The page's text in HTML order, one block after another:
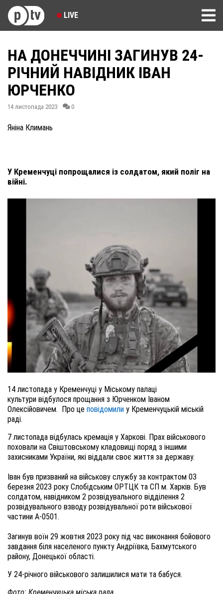
LIVE
НА ДОНЕЧЧИНІ ЗАГИНУВ 24-
РІЧНИЙ НАВІДНИК ІВАН
ЮРЧЕНКО
14 листопада 2023 0
Яніна Климань
У Кременчуці попрощалися із солдатом, який поліг на
війні.
14 листопада у Кременчуці у Міському палаці
культури відбулося прощання з Юрченком Іваном
Олексійовичем. Про це повідомили у Кременчуцькій міській
раді.
7 листопада відбулась кремація у Харкові. Прах військового
поховали на Свіштовському кладовищі поряд з іншими
захисниками України, які віддали своє життя за державу.
Іван був призваний на військову службу за контрактом 03
березня 2023 року Слобідським ОРТЦК та СП м. Харків. Був
солдатом, навідником 2 розвідувального відділення 2
розвідувального взводу розвідувальної роти військової
частини А-0501.
Загинув воїн 29 жовтня 2023 року під час виконання бойового
завдання біля населеного пункту Андріївка, Бахмутського
району, Донецької області.
У 24-річного військового залишилися мати та бабуся.